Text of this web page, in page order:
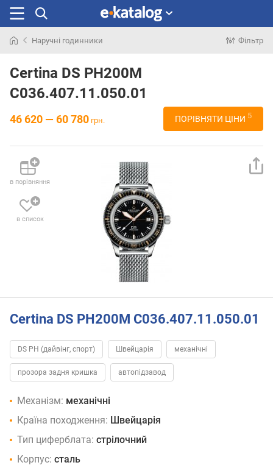
раніше
Наручні годинники Фільтр
Certina DS PH200M
C036.407.11.050.01
46 620 — 60 780 грн. ПОРІВНЯТИ ЦІНИ 5
в порівняння
в список
Certina DS PH200M C036.407.11.050.01
DS PH (дайвінг, спорт) Швейцарія механічні
прозора задня кришка автопідзавод
Механізм: механічні
Країна походження: Швейцарія
Тип циферблата: стрілочний
Корпус: сталь